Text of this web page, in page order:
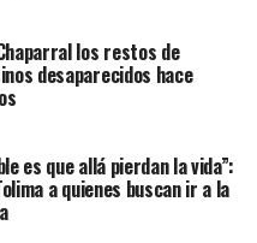
los restos de
desaparecidos hace
es que allá pierdan la vida”:
a quienes buscan ir a la